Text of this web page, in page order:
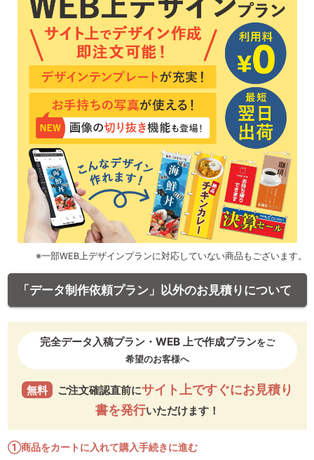
※一部WEB上デザインプランに対応していない商品もございます。
「データ制作依頼プラン」以外のお見積りについて
完全データ入稿プラン・WEB 上で作成プランをご
希望のお客様へ
無料 ご注文確認直前にサイト上ですぐにお見積り
書を発行いただけます！
①商品をカートに入れて購入手続きに進む